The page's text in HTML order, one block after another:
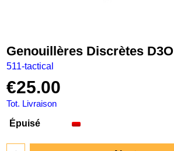
Genouillères Discrètes D3O
511-tactical
€25.00
Tot. Livraison
Épuisé